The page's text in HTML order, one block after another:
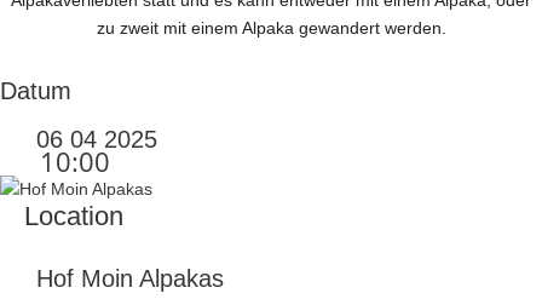
zu zweit mit einem Alpaka gewandert werden.
Datum
06 04 2025
10:00
Location
Hof Moin Alpakas